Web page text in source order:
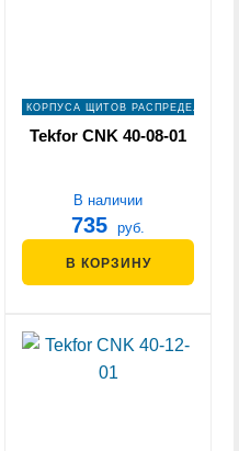
КОРПУСА ЩИТОВ РАСПРЕДЕЛЕНИЯ
Tekfor CNK 40-08-01
В наличии
735 руб.
В КОРЗИНУ